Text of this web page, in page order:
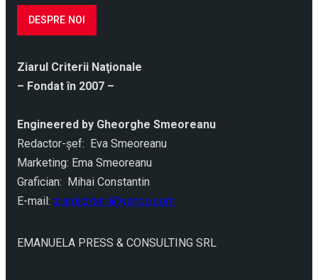
DESPRE NOI
Ziarul Criterii Naţionale
– Fondat în 2007 –
Engineered by Gheorghe Smeoreanu
Redactor-şef: Eva Smeoreanu
Marketing: Ema Smeoreanu
Grafician: Mihai Constantin
E-mail: ziarulcriterii@yahoo.com
EMANUELA PRESS & CONSULTING SRL